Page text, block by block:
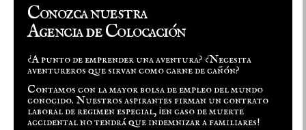
Conozca nuestra
Agencia de Colocación
¿A punto de emprender una aventura? ¿Necesita
aventureros que sirvan como carne de cañón?
Contamos con la mayor bolsa de empleo del mundo
conocido. Nuestros aspirantes firman un contrato
laboral de regimen especial, ¡en caso de muerte
accidental no tendrá que indemnizar a familiares!